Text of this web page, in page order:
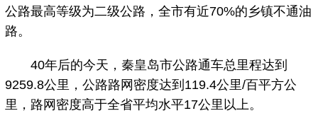
公路最高等级为二级公路，全市有近70%的乡镇不通油
路。
40年后的今天，秦皇岛市公路通车总里程达到
9259.8公里，公路路网密度达到119.4公里/百平方公
里，路网密度高于全省平均水平17公里以上。